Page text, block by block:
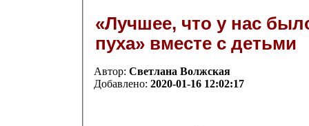
«Лучшее, что у нас
пуха» вместе с детьми
Автор: Светлана Волжская
Добавлено: 2020-01-16 12:02:17